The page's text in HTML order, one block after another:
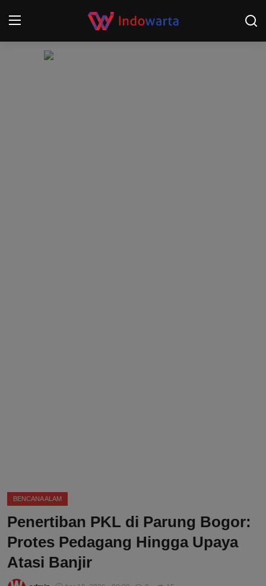
BENCANA ALAM
Penertiban PKL di Parung Bogor:
Protes Pedagang Hingga Upaya
Atasi Banjir